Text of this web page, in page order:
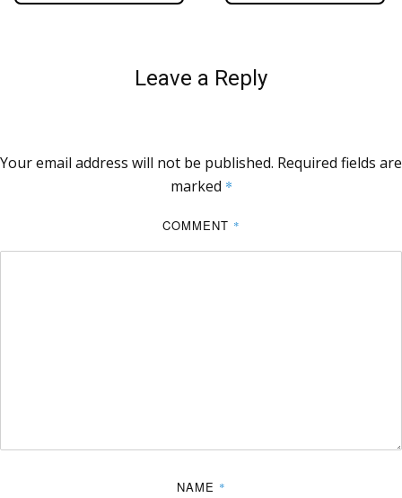
Leave a Reply
Your email address will not be published. Required fields are
marked *
COMMENT *
NAME *